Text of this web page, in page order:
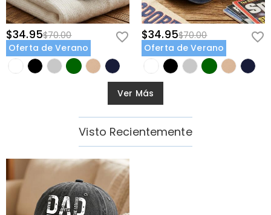
$34.95$70.00
Oferta de Verano
$34.95$70.00
Oferta de Verano
Ver Más
Visto Recientemente